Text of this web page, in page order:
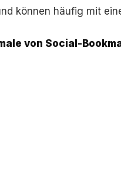
können häufig mit
von Social-